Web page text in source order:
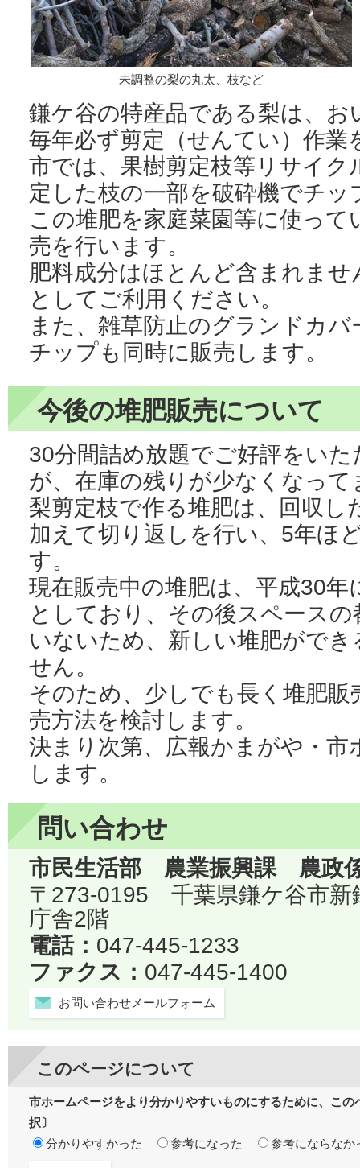
未調整の梨の丸太、枝など
鎌ケ谷の特産品である梨は、
毎年必ず剪定（せんてい）作業
市では、果樹剪定枝等リサイク
定した枝の一部を破砕機でチ
この堆肥を家庭菜園等に使っ
売を行います。
肥料成分はほとんど含まれま
としてご利用ください。
また、雑草防止のグランドカ
チップも同時に販売します。
今後の堆肥販売について
30分間詰め放題でご好評をい
が、在庫の残りが少なくなっ
梨剪定枝で作る堆肥は、回収し
加えて切り返しを行い、5年ほ
す。
現在販売中の堆肥は、平成30年
としており、その後スペース
いないため、新しい堆肥がで
せん。
そのため、少しでも長く堆肥
売方法を検討します。
決まり次第、広報かまがや・
します。
問い合わせ
市民生活部 農業振興課 農政
〒273-0195 千葉県鎌ケ谷市
庁舎2階
電話： 047-445-1233
ファクス： 047-445-1400
お問い合わせメールフォーム
このページについて
市ホームページをより分かりやすいものにするために、こ
択〕
分かりやすかった
参考になった 参考にならなか